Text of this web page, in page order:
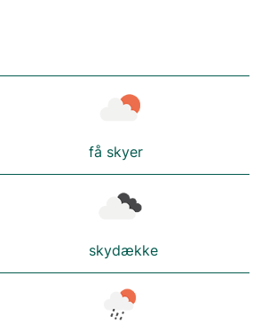
få skyer
skydække